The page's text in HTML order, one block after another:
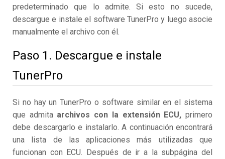
predeterminado que lo admite. Si esto no sucede,
descargue e instale el software TunerPro y luego asocie
manualmente el archivo con él.
Paso 1. Descargue e instale
TunerPro
Si no hay un TunerPro o software similar en el sistema
que admita archivos con la extensión ECU, primero
debe descargarlo e instalarlo. A continuación encontrará
una lista de las aplicaciones más utilizadas que
funcionan con ECU. Después de ir a la subpágina del